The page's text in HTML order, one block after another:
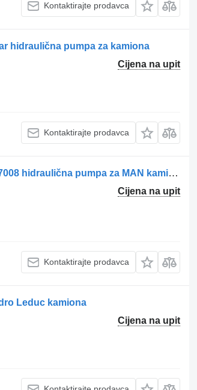
Kontaktirajte prodavca
hidraulična pumpa za kamiona
Cijena na upit
Kontaktirajte prodavca
Pompa hidraulică pentru ventilator de răcire 51066507008 hidraulična pumpa za MAN kamiona
Cijena na upit
Kontaktirajte prodavca
Leduc kamiona
Cijena na upit